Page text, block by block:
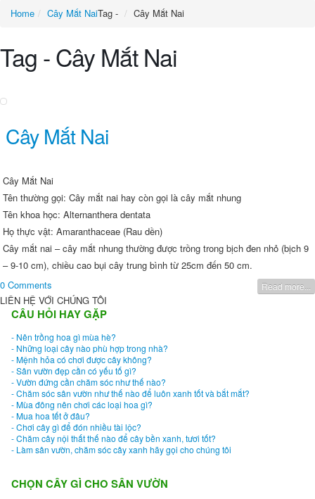
Home Cây Mắt NaiTag - Cây Mắt Nai
Tag - Cây Mắt Nai
Cây Mắt Nai
Cây Mắt Nai
Tên thường gọi: Cây mắt nai hay còn gọi là cây mắt nhung
Tên khoa học: Alternanthera dentata
Họ thực vật: Amaranthaceae (Rau dền)
Cây mắt nai – cây mắt nhung thường được trồng trong bịch đen nhỏ (bịch 9
– 9-10 cm), chiều cao bụi cây trung bình từ 25cm đến 50 cm.
0 Comments
Read more...
LIÊN HỆ VỚI CHÚNG TÔI
CÂU HỎI HAY GẶP
- Nên trồng hoa gì mùa hè?
- Những loại cây nào phù hợp trong nhà?
- Mệnh hỏa có chơi được cây không?
- Sân vườn đẹp cần có yếu tố gì?
- Vườn đứng cần chăm sóc như thế nào?
- Chăm sóc sân vườn như thế nào để luôn xanh tốt và bắt mắt?
- Mùa đông nên chơi các loại hoa gì?
- Mua hoa tết ở đâu?
- Chơi cây gì để đón nhiều tài lộc?
- Chăm cây nội thất thế nào để cây bền xanh, tươi tốt?
- Làm sân vườn, chăm sóc cây xanh hãy gọi cho chúng tôi
CHỌN CÂY GÌ CHO SÂN VƯỜN